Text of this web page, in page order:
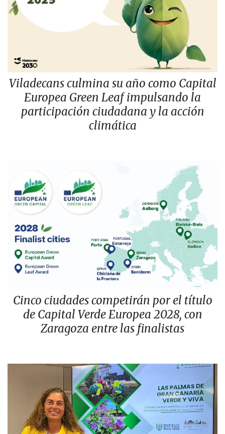
Viladecans culmina su año como Capital
Europea Green Leaf impulsando la
participación ciudadana y la acción
climática
Cinco ciudades competirán por el título
de Capital Verde Europea 2028, con
Zaragoza entre las finalistas